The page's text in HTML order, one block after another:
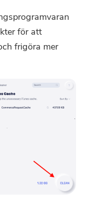
för att
frigöra mer
bästa
om
endast
på